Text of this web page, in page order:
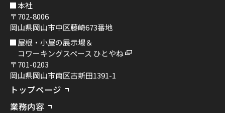
・ブログ
本社
〒702-8006
岡山県岡山市中区藤崎673番地
屋根・小屋の展示場＆
コワーキングスペース ひとやね
〒701-0203
岡山県岡山市南区古新田1391-1
トップページ
業務内容